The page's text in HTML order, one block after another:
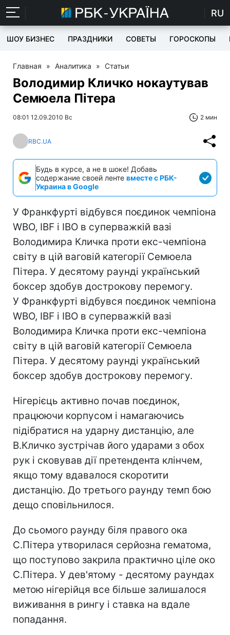
RU
ШОУ БИЗНЕС ПРАЗДНИКИ СОВЕТЫ ГОРОСКОПЫ
Главная » Аналитика » Статьи
Володимир Кличко нокаутував
Семюела Пітера
08:01 12.09.2010 Вс 2 мин
RBC.UA
Будь в курсе, а не в шоке! Добавь
содержание своей ленте вместе с РБК-
Украина в Google
У Франкфурті відбувся поєдинок чемпіона
WBO, IBF і IBO в суперважкій вазі
Володимира Кличка проти екс-чемпіона
світу в цій ваговій категорії Семюела
Пітера. У десятому раунді український
боксер здобув дострокову перемогу.
У Франкфурті відбувся поєдинок чемпіона
WBO, IBF і IBO в суперважкій вазі
Володимира Кличка проти екс-чемпіона
світу в цій ваговій категорії Семюела
Пітера. У десятому раунді український
боксер здобув дострокову перемогу.
Нігерієць активно почав поєдинок,
працюючи корпусом і намагаючись
підібратися на ударну дистанцію, але
В.Кличко зустрічав його ударами з обох
рук і сковував дії претендента клінчем,
якщо тому вдавалося скоротити
дистанцію. До третього раунду темп бою
дещо сповільнилося.
До сьомого раунду біля правого ока
С.Пітера утворилася серйозна гематома,
що поступово закрила практично ціле око
С.Пітера. У дев'ятому - десятому раундах
метою нігерійця все більше залишалося
виживання в рингу і ставка на вдале
попадання.